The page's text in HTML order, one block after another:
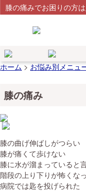
膝の痛みでお困りの方
ホーム > お悩み別メニュ
膝の痛み
膝の曲げ伸ばしがつらい
膝が痛くて歩けない
膝に水が溜まっていると
階段の上り下りが怖くな
病院では匙を投げられた